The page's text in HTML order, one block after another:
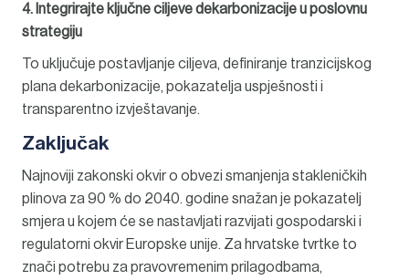
4. Integrirajte ključne ciljeve dekarbonizacije u poslovnu
strategiju
To uključuje postavljanje ciljeva, definiranje tranzicijskog
plana dekarbonizacije, pokazatelja uspješnosti i
transparentno izvještavanje.
Zaključak
Najnoviji zakonski okvir o obvezi smanjenja stakleničkih
plinova za 90 % do 2040. godine snažan je pokazatelj
smjera u kojem će se nastavljati razvijati gospodarski i
regulatorni okvir Europske unije. Za hrvatske tvrtke to
znači potrebu za pravovremenim prilagodbama,